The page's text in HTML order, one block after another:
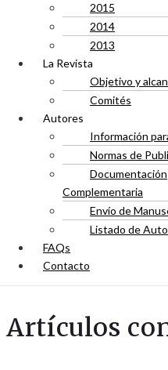
2015
2014
2013
La Revista
Objetivo y
Comités
Autores
Información
Normas de
Documentación
Complementaria
Envío de
Listado de
FAQs
Contacto
Artículos